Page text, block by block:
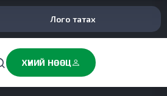
Лого татах
ХҮНИЙ НӨӨЦ